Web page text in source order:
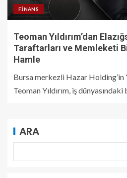
FINANS
Teoman Yıldırım’dan
Taraftarları ve Memleketi
Hamle
Bursa merkezli Hazar Holding’in
Teoman Yıldırım, iş dünyasındaki
ARA